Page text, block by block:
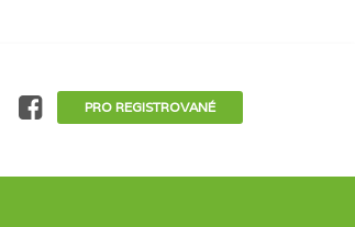
PRO REGISTROVANÉ